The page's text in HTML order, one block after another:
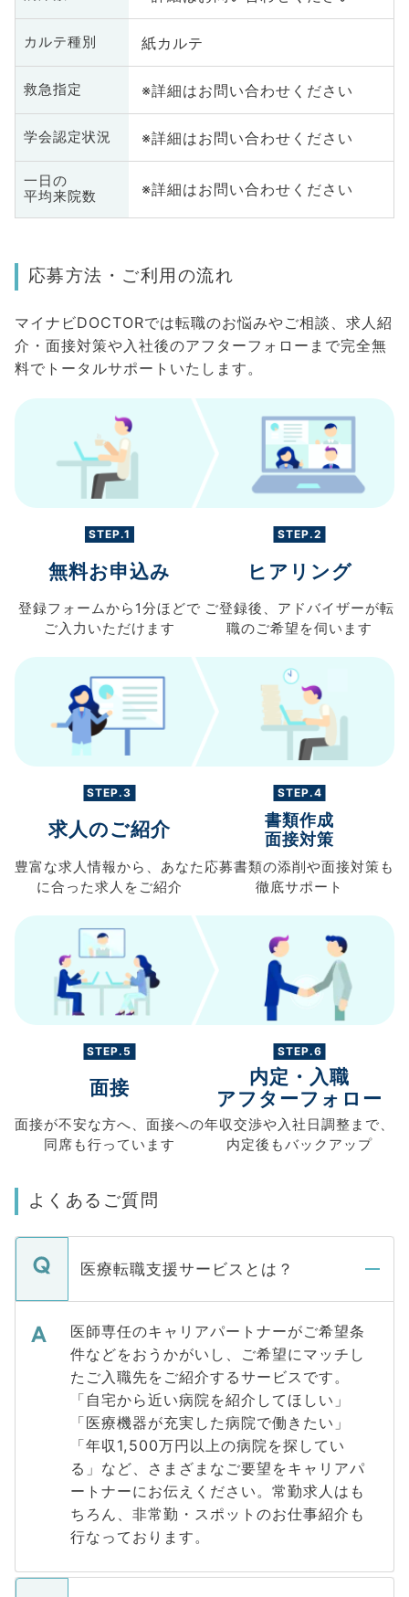
カルテ種別 紙カルテ
救急指定 ※詳細はお問い合わせください
学会認定状況 ※詳細はお問い合わせください
一日の
平均来院数
※詳細はお問い合わせください
応募方法・ご利用の流れ
マイナビDOCTORでは転職のお悩みやご相談、求人紹
介・面接対策や入社後のアフターフォローまで完全無
料でトータルサポートいたします。
STEP.1
無料お申込み
登録フォームから 1分ほどで
ご入力 いただけます
STEP.2
ヒアリング
ご登録後、 アドバイザーが転
職のご希望を伺います
STEP.3
求人のご紹介
豊富な求人情報から、 あなた
に合った求人を ご紹介
STEP.4
書類作成
面接対策
応募書類の添削や面接対策も
徹底サポート
STEP.5
面接
面接が不安な方へ、 面接への
同席も行っています
STEP.6
内定・入職
アフターフォロー
年収交渉や入社日調整まで、
内定後もバックアップ
よくあるご質問
医療転職支援サービスとは？
医師専任のキャリアパートナーがご希望条
件などをおうかがいし、ご希望にマッチし
たご入職先をご紹介するサービスです。
「自宅から近い病院を紹介してほしい」
「医療機器が充実した病院で働きたい」
「年収1,500万円以上の病院を探してい
る」など、さまざまなご要望をキャリアパ
ートナーにお伝えください。常勤求人はも
ちろん、非常勤・スポットのお仕事紹介も
行なっております。